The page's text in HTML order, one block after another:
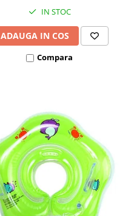
IN STOC
ADAUGA IN COS
Compara